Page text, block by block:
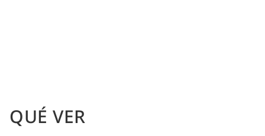
QUÉ VER